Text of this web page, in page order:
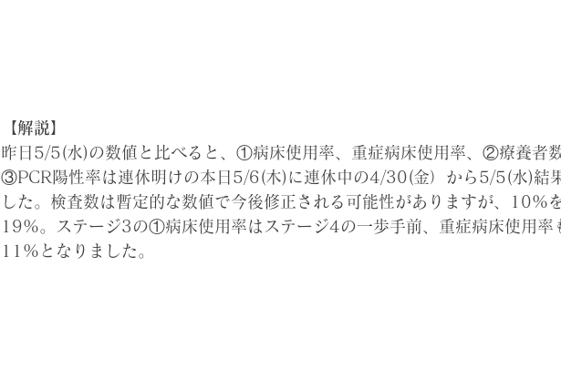
【解説】
昨日5/5(水)の数値と比べると、①病床使用率、重症病床使用率、②療養者
③PCR陽性率は連休明けの本日5/6(木)に連休中の4/30(金）から5/5(水)結
した。検査数は暫定的な数値で今後修正される可能性がありますが、10%
19%。ステージ3の①病床使用率はステージ4の一歩手前、重症病床使用率
11%となりました。